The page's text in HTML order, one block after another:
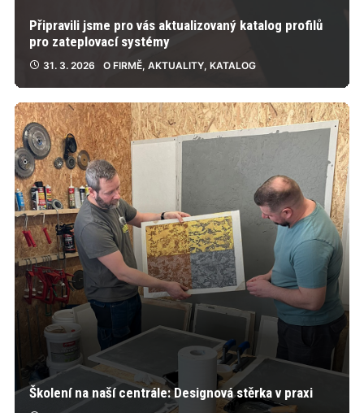
Připravili jsme pro vás aktualizovaný katalog profilů
pro zateplovací systémy
31. 3. 2026 O FIRMĚ, AKTUALITY, KATALOG
Školení na naší centrále: Designová stěrka v praxi